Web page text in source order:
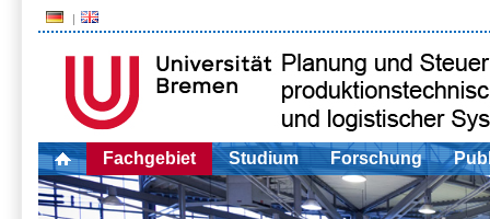
Fachgebiet Studium Forschung